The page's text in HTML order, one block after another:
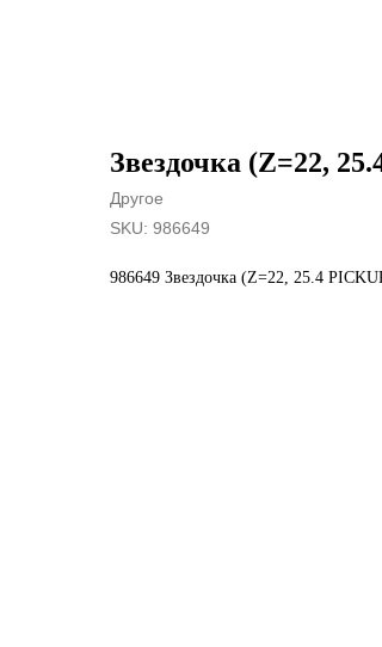
Звездочка (Z=22,
Другое
SKU: 986649
986649 Звездочка (Z=22, 25.4